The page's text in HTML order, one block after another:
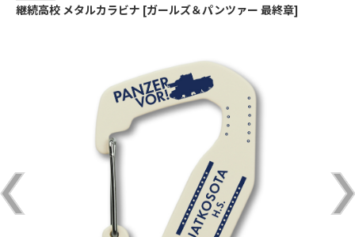
継続高校 メタルカラビナ [ガールズ＆パンツァー 最終章]